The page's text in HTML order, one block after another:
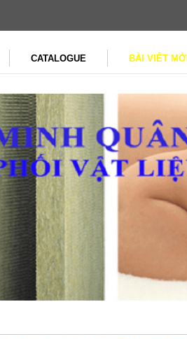
CATALOGUE BÀI VIẾT MỚI